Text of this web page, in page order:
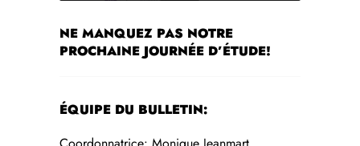
NE MANQUEZ PAS NOTRE
PROCHAINE JOURNÉE D’ÉTUDE!
ÉQUIPE DU BULLETIN: